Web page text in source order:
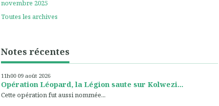
novembre 2025
Toutes les archives
Notes récentes
11h00 09 août 2026
Opération Léopard, la Légion saute sur Kolwezi...
Cette opération fut aussi nommée...